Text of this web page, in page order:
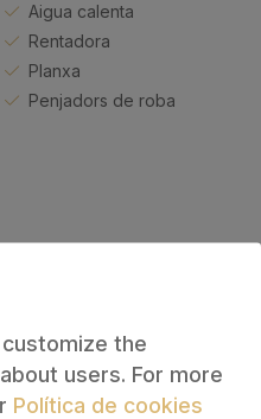
Aigua calenta
Rentadora
Planxa
Penjadors de roba
the
users. For more
Política de cookies